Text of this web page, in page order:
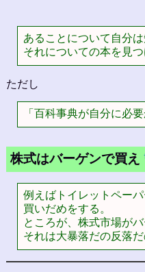
あることについて自分
それについての本を見
ただし
「百科事典が自分に必
株式はバーゲンで買え
例えばトイレットペー
買いだめをする。
ところが、株式市場が
それは大暴落だの反落